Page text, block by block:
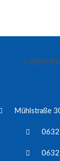
Mühlstraße